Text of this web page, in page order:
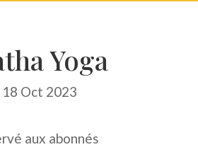
Yoga
18 Oct 2023
aux abonnés